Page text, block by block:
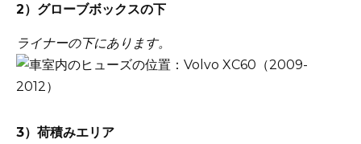
2）グローブボックスの下
ライナーの下にあります。
3）荷積みエリア